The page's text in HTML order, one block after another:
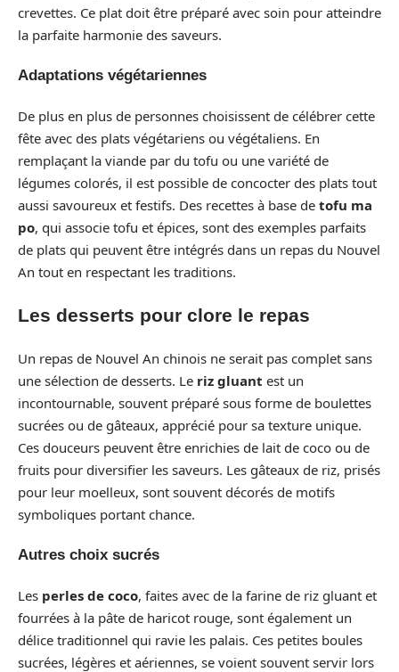
crevettes. Ce plat doit être préparé avec soin pour atteindre
la parfaite harmonie des saveurs.
Adaptations végétariennes
De plus en plus de personnes choisissent de célébrer cette
fête avec des plats végétariens ou végétaliens. En
remplaçant la viande par du tofu ou une variété de
légumes colorés, il est possible de concocter des plats tout
aussi savoureux et festifs. Des recettes à base de tofu ma
po, qui associe tofu et épices, sont des exemples parfaits
de plats qui peuvent être intégrés dans un repas du Nouvel
An tout en respectant les traditions.
Les desserts pour clore le repas
Un repas de Nouvel An chinois ne serait pas complet sans
une sélection de desserts. Le riz gluant est un
incontournable, souvent préparé sous forme de boulettes
sucrées ou de gâteaux, apprécié pour sa texture unique.
Ces douceurs peuvent être enrichies de lait de coco ou de
fruits pour diversifier les saveurs. Les gâteaux de riz, prisés
pour leur moelleux, sont souvent décorés de motifs
symboliques portant chance.
Autres choix sucrés
Les perles de coco, faites avec de la farine de riz gluant et
fourrées à la pâte de haricot rouge, sont également un
délice traditionnel qui ravie les palais. Ces petites boules
sucrées, légères et aériennes, se voient souvent servir lors